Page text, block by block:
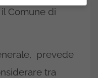
Comune di
prevede
tra